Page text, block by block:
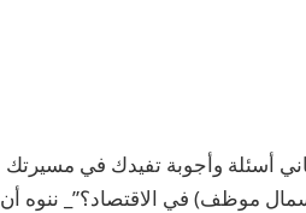
أسئلة وأجوبة تفيدك في مسيرتك
موظف) في الاقتصاد؟”_ ننوه